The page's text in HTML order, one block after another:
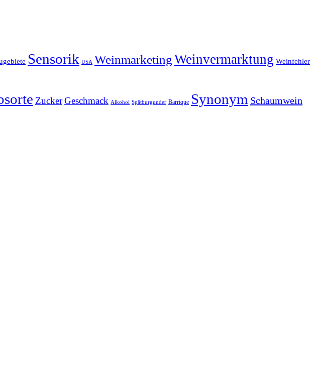
Sensorik USA WeinmarketingWeinvermarktung Weinfehler
ZuckerGeschmack Alkohol Spätburgunder Barrique Synonym Schaumwein